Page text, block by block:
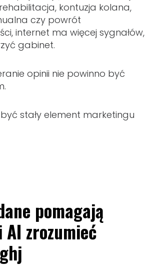
kontuzja kolana,
czy powrót
internet ma więcej sygnałów,
gabinet.
opinii nie powinno być
stały element marketingu
pomagają
AI zrozumieć
ghj